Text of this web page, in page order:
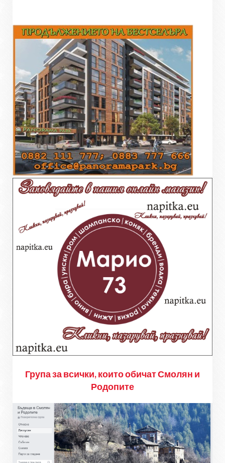
Група за всички, които обичат Смолян и
Родопите